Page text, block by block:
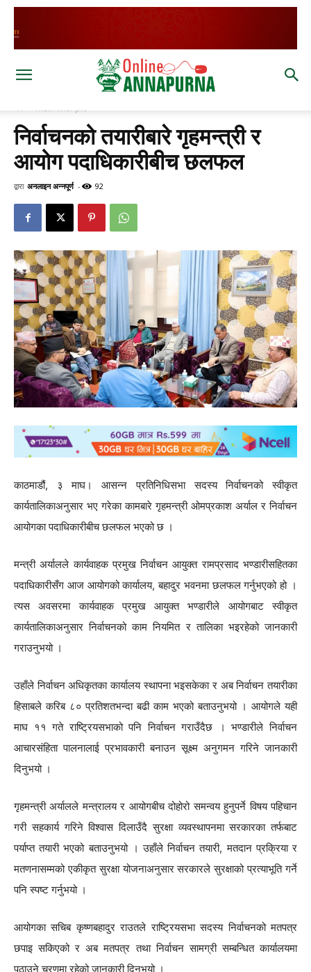
घर main with pic
निर्वाचनको तयारीबारे गृहमन्त्री र
आयोग पदाधिकारीबीच छलफल
द्वारा अनलाइन अन्नपूर्ण - 92
काठमाडौं, ३ माघ। आसन्न प्रतिनिधिसभा सदस्य निर्वाचनको स्वीकृत
कार्यतालिकाअनुसार भए गरेका कामबारे गृहमन्त्री ओमप्रकाश अर्याल र निर्वाचन
आयोगका पदाधिकारीबीच छलफल भएको छ ।
मन्त्री अर्यालले कार्यवाहक प्रमुख निर्वाचन आयुक्त रामप्रसाद भण्डारीसहितका
पदाधिकारीसँग आज आयोगको कार्यालय, बहादुर भवनमा छलफल गर्नुभएको हो ।
त्यस अवसरमा कार्यवाहक प्रमुख आयुक्त भण्डारीले आयोगबाट स्वीकृत
कार्यतालिकाअनुसार निर्वाचनको काम नियमित र तालिका भइरहेको जानकारी
गराउनुभयो ।
उहाँले निर्वाचन अधिकृतका कार्यालय स्थापना भइसकेका र अब निर्वाचन तयारीका
हिसाबले करिब ८० प्रतिशतभन्दा बढी काम भएको बताउनुभयो । आयोगले यही
माघ ११ गते राष्ट्रियसभाको पनि निर्वाचन गराउँदैछ । भण्डारीले निर्वाचन
आचारसंहिता पालनालाई प्रभावकारी बनाउन सूक्ष्म अनुगमन गरिने जानकारी
दिनुभयो ।
गृहमन्त्री अर्यालले मन्त्रालय र आयोगबीच दोहोरो समन्वय हुनुपर्ने विषय पहिचान
गरी सहकार्य गरिने विश्वास दिलाउँदै सुरक्षा व्यवस्थापनमा सरकारका तर्फबाट
पर्याप्त तयारी भएको बताउनुभयो । उहाँले निर्वाचन तयारी, मतदान प्रक्रिया र
मतणनासम्मको एकीकृत सुरक्षा योजनाअनुसार सरकारले सुरक्षाको प्रत्याभूति गर्ने
पनि स्पष्ट गर्नुभयो ।
आयोगका सचिब कृष्णबहादुर राउतले राष्ट्रियसभा सदस्य निर्वाचनको मतपत्र
छपाइ सकिएको र अब मतपत्र तथा निर्वाचन सामग्री सम्बन्धित कार्यालयमा
पठाउने चरणमा रहेको जानकारी दिनुभयो ।